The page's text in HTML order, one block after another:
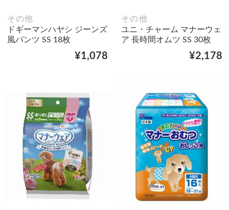
その他
ドギーマンハヤシ ジーンズ
風パンツ SS 18枚
¥1,078
その他
ユニ・チャーム マナーウェ
ア 長時間オムツ SS 30枚
¥2,178